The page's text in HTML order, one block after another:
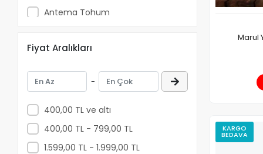
Antema Tohum
Bursa Tohum
Duru Tohum
E-Z Tohumculuk
Gautıer Tohum
Genetika Tohum
Graınes Voltz Seeds
Fiyat Aralıkları
-
400,00 TL ve altı
400,00 TL - 799,00 TL
1.599,00 TL - 1.999,00 TL
Marul
KARGO
BEDAVA